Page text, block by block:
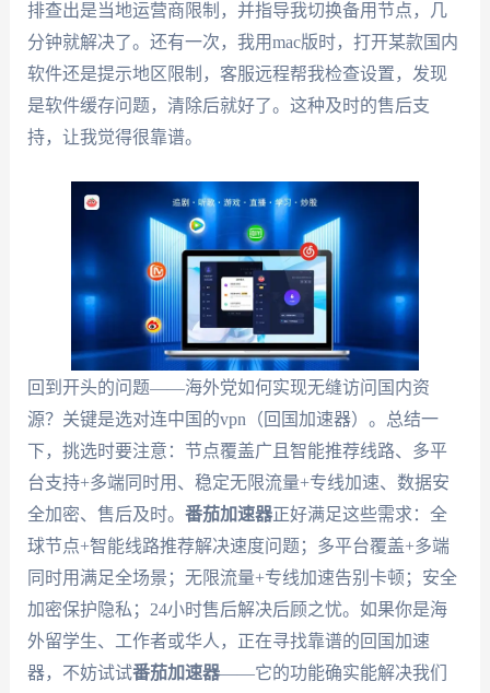
排查出是当地运营商限制，并指导我切换备用节点，几
分钟就解决了。还有一次，我用mac版时，打开某款国内
软件还是提示地区限制，客服远程帮我检查设置，发现
是软件缓存问题，清除后就好了。这种及时的售后支
持，让我觉得很靠谱。
回到开头的问题——海外党如何实现无缝访问国内资
源？关键是选对连中国的vpn（回国加速器）。总结一
下，挑选时要注意：节点覆盖广且智能推荐线路、多平
台支持+多端同时用、稳定无限流量+专线加速、数据安
全加密、售后及时。 番茄加速器正好满足这些需求：全
球节点+智能线路推荐解决速度问题；多平台覆盖+多端
同时用满足全场景；无限流量+专线加速告别卡顿；安全
加密保护隐私；24小时售后解决后顾之忧。如果你是海
外留学生、工作者或华人，正在寻找靠谱的回国加速
器，不妨试试番茄加速器——它的功能确实能解决我们